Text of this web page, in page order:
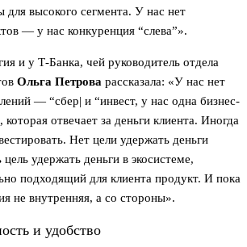
для высокого сегмента. У нас нет
— у нас конкуренция “слева”».
и у Т-Банка, чей руководитель отдела
Ольга Петрова рассказала: «У нас нет
— “сбер| и “инвест, у нас одна бизнес-
отвечает за деньги клиента. Иногда
Нет цели удержать деньги
удержать деньги в экосистеме,
подходящий для клиента продукт. И пока
не внутренняя, а со стороны».
и удобство